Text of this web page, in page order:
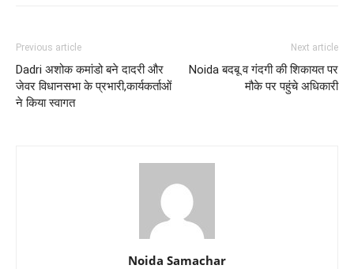
Previous article
Dadri अशोक कमांडो बने दादरी और
जेवर विधानसभा के प्रभारी,कार्यकर्ताओं
ने किया स्वागत
Next article
Noida बदबू व गंदगी की शिकायत पर
मौके पर पहुंचे अधिकारी
Noida Samachar